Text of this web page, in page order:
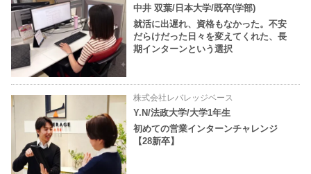
中井 双葉/日本大学/既卒(学部)
就活に出遅れ、資格もなかった。不安
だらけだった日々を変えてくれた、長
期インターンという選択
株式会社レバレッジベース
Y.N/法政大学/大学1年生
初めての営業インターンチャレンジ
【28新卒】